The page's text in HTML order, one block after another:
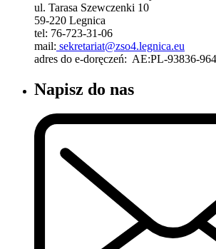
ul. Tarasa Szewczenki 10
59-220 Legnica
tel: 76-723-31-06
mail: sekretariat@zso4.legnica.eu
adres do e-doręczeń: AE:PL-93836-
Napisz do nas